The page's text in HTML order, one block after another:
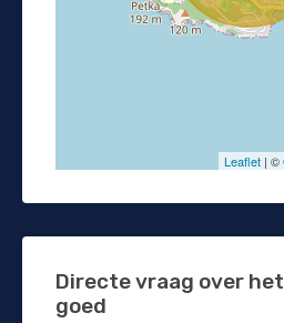
Leaflet | ©
Directe vraag over
goed